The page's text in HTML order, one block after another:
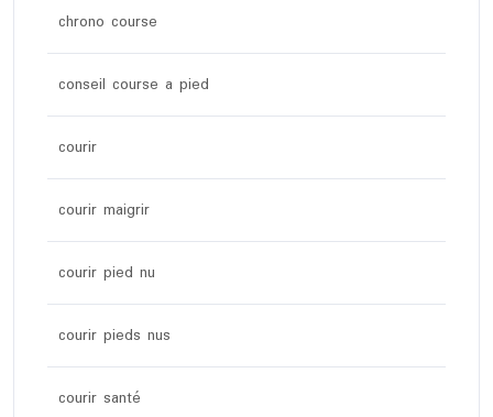
chrono course
conseil course a pied
courir
courir maigrir
courir pied nu
courir pieds nus
courir santé